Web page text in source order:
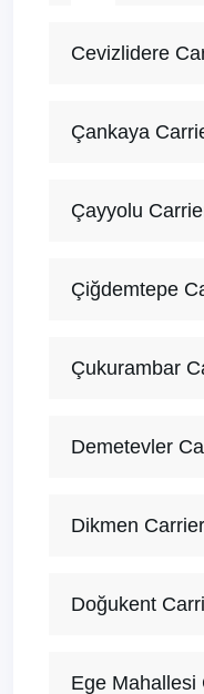
Cevizlidere
Çankaya
Çayyolu
Çiğdemtepe
Çukurambar
Demetevler
Dikmen
Doğukent
Ege Mahallesi